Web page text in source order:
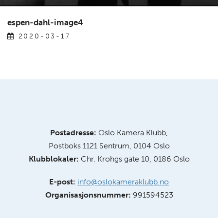
espen-dahl-image4
2020-03-17
Postadresse: Oslo Kamera Klubb,
Postboks 1121 Sentrum, 0104 Oslo
Klubblokaler: Chr. Krohgs gate 10, 0186 Oslo
E-post: info@oslokameraklubb.no
Organisasjonsnummer: 991594523